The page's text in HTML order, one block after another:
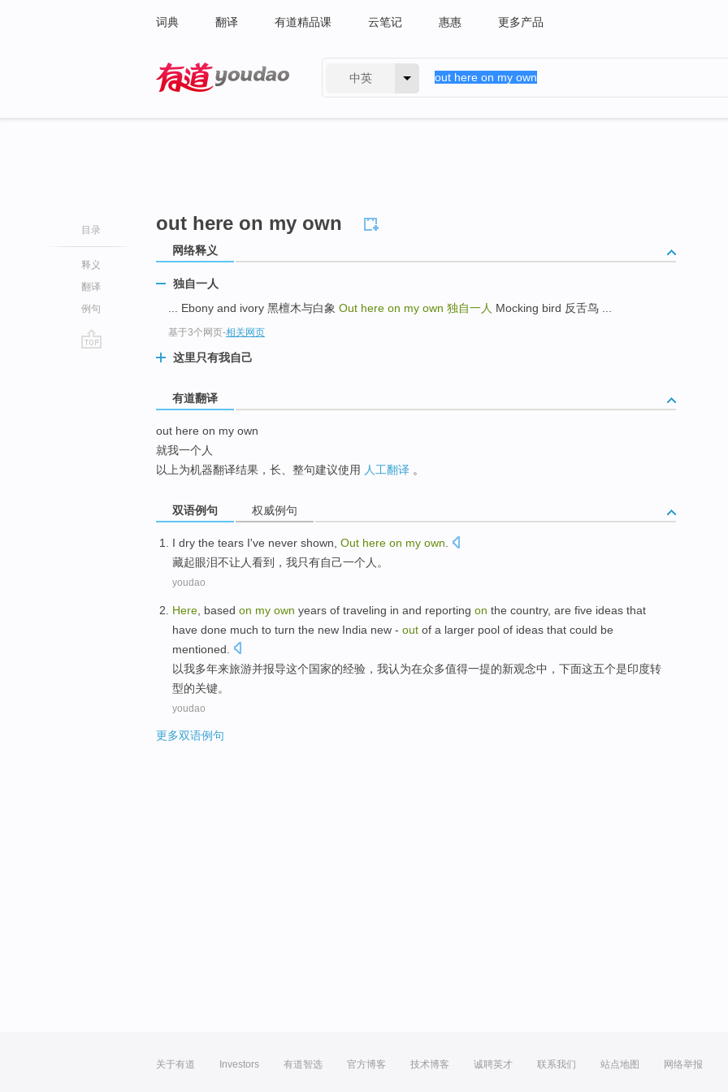
词典 翻译 有道精品课 云笔记 惠惠 更多产品
中英
目录
释义
翻译
例句
out here on my own
网络释义
独自一人
... Ebony and ivory 黑檀木与白象 Out here on my own 独自一人 Mocking bird 反舌鸟 ...
基于3个网页-相关网页
这里只有我自己
有道翻译
out here on my own
就我一个人
以上为机器翻译结果，长、整句建议使用 人工翻译 。
双语例句 权威例句
I dry the tears I've never shown Out here on my own
藏起眼泪不让人看到 ， 我只有自己一个人。
youdao
Here based on my own years of traveling in and reporting on the country, are five ideas that
have done much to turn the new India new - out of a larger pool of ideas that could be
mentioned
以我多年来旅游并报导这个国家的经验，我认为在众多值得一提的新观念中， 下面这五个是印度转
型的关键。
youdao
更多双语例句
关于有道 Investors 有道智选 官方博客 技术博客 诚聘英才 联系我们 站点地图 网络举报